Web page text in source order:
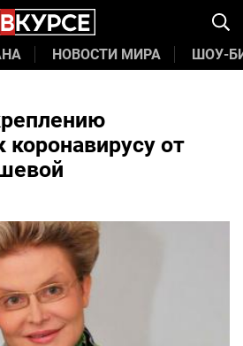
НОВОСТИ МИРА ШОУ-
от